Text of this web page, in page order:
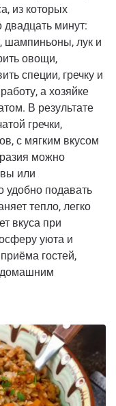
из которых
двадцать минут:
шампиньоны, лук и
овощи,
специи, гречку и
а хозяйке
В результате
гречки,
с мягким вкусом
можно
или
удобно подавать
тепло, легко
вкуса при
уюта и
гостей,